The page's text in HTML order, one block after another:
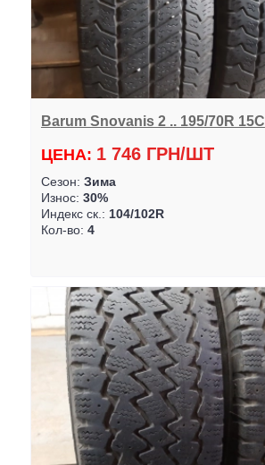
Barum Snovanis 2 .. 195/70R 15C
ЦЕНА: 1 746 ГРН/ШТ
Сезон: Зима
Износ: 30%
Индекс ск.: 104/102R
Кол-во: 4